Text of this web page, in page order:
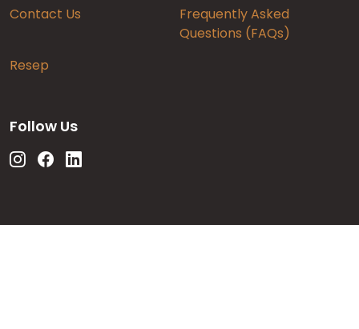
Contact Us
Frequently Asked
Questions (FAQs)
Resep
Follow Us